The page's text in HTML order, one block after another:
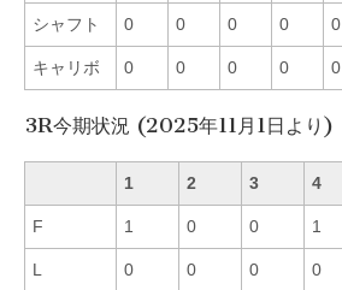
シャフト 0 0 0 0 0
キャリボ 0 0 0 0 0
3R今期状況 (2025年11月1日より)
1 2 3 4
F 1 0 0 1
L 0 0 0 0